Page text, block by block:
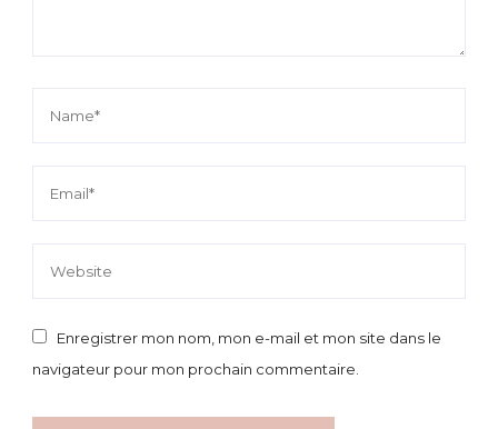
Enregistrer mon nom, mon e-mail et mon site dans le
navigateur pour mon prochain commentaire.